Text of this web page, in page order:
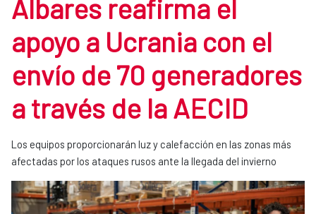
Albares reafirma el
apoyo a Ucrania con el
envío de 70 generadores
a través de la AECID
Los equipos proporcionarán luz y calefacción en las zonas más
afectadas por los ataques rusos ante la llegada del invierno